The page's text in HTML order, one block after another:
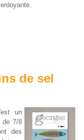
de sel
un
de 7/8
des